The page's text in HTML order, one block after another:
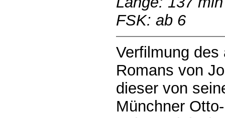
FSK: ab 6
Verfilmung des
Romans von
dieser von
Münchner